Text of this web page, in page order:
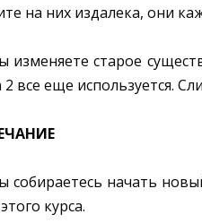
на них издалека, они
изменяете старое
2 все еще используется.
собираетесь начать
курса.